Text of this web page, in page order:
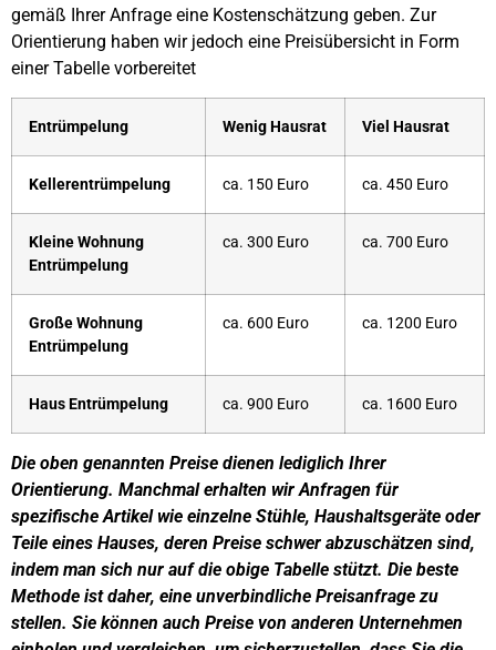
gemäß Ihrer Anfrage eine Kostenschätzung geben. Zur
Orientierung haben wir jedoch eine Preisübersicht in Form
einer Tabelle vorbereitet
Entrümpelung Wenig Hausrat Viel Hausrat
Kellerentrümpelung ca. 150 Euro ca. 450 Euro
Kleine Wohnung
Entrümpelung
ca. 300 Euro ca. 700 Euro
Große Wohnung
Entrümpelung
ca. 600 Euro ca. 1200 Euro
Haus Entrümpelung ca. 900 Euro ca. 1600 Euro
Die oben genannten Preise dienen lediglich Ihrer
Orientierung. Manchmal erhalten wir Anfragen für
spezifische Artikel wie einzelne Stühle, Haushaltsgeräte oder
Teile eines Hauses, deren Preise schwer abzuschätzen sind,
indem man sich nur auf die obige Tabelle stützt. Die beste
Methode ist daher, eine unverbindliche Preisanfrage zu
stellen. Sie können auch Preise von anderen Unternehmen